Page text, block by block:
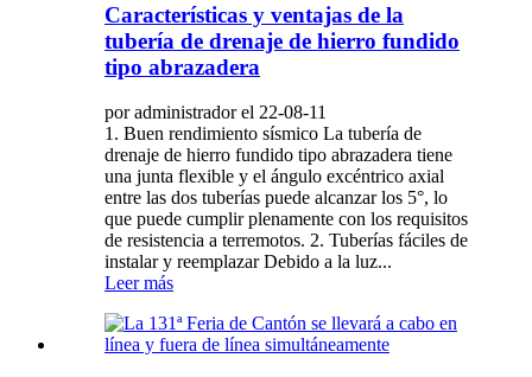
Características y ventajas de la
tubería de drenaje de hierro fundido
tipo abrazadera
por administrador el 22-08-11
1. Buen rendimiento sísmico La tubería de
drenaje de hierro fundido tipo abrazadera tiene
una junta flexible y el ángulo excéntrico axial
entre las dos tuberías puede alcanzar los 5°, lo
que puede cumplir plenamente con los requisitos
de resistencia a terremotos. 2. Tuberías fáciles de
instalar y reemplazar Debido a la luz...
Leer más